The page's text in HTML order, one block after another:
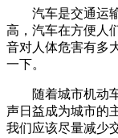
汽车是交通运输
高，汽车在方便人
音对人体危害有多
一下。
随着城市机动车
声日益成为城市的
我们应该尽量减少